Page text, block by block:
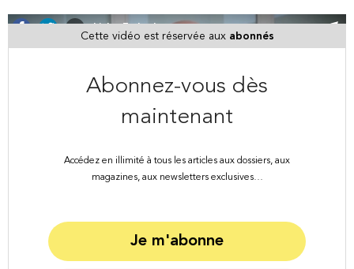
Cette vidéo est réservée aux abonnés
Abonnez-vous dès
maintenant
Accédez en illimité à tous les articles aux dossiers, aux
magazines, aux newsletters exclusives…
Je m'abonne
Nicolas Mazar © Nathalie Klimberg